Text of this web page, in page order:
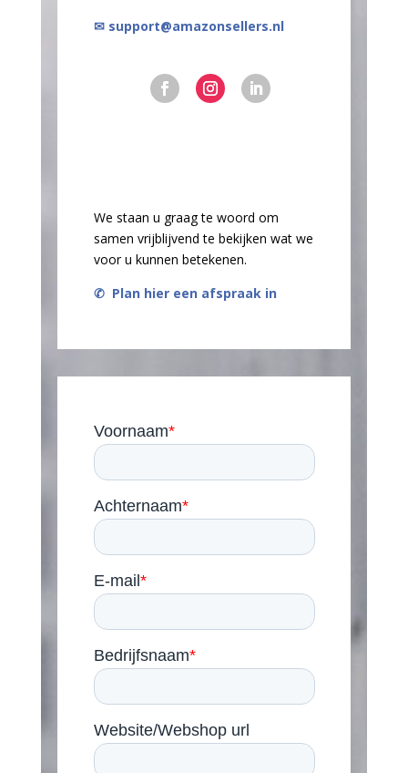
✉ support@amazonsellers.nl
We staan u graag te woord om
samen vrijblijvend te bekijken wat we
voor u kunnen betekenen.
✆Plan hier een afspraak in